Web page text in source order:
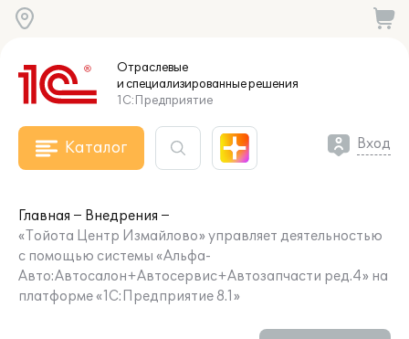
Отраслевые
и специализированныерешения
1С:Предприятие
Каталог Вход
Главная
Внедрения
«Тойота Центр Измайлово» управляет деятельностью
с помощью системы «Альфа-
Авто:Автосалон+Автосервис+Автозапчасти ред.4» на
платформе «1С:Предприятие 8.1»